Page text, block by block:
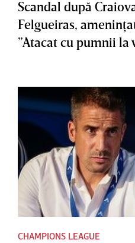
Scandal după
Felgueiras,
”Atacat cu pumnii la
CHAMPIONS LEAGUE